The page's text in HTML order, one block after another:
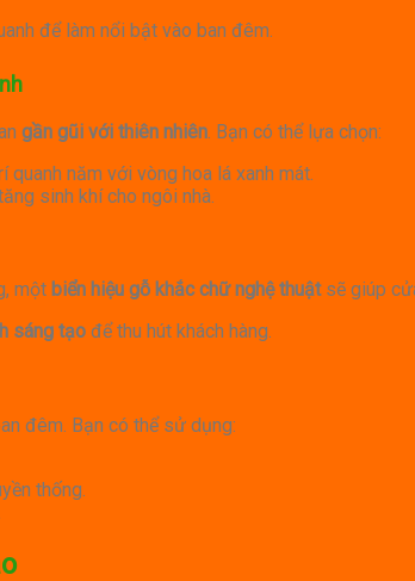
để làm nổi bật vào ban đêm.
gần gũi với thiên nhiên . Bạn có thể lựa chọn:
năm với vòng hoa lá xanh mát.
sinh khí cho ngôi nhà.
một biển hiệu gỗ khắc chữ nghệ thuậtsẽ giúp
sáng tạo để thu hút khách hàng.
đêm. Bạn có thể sử dụng:
thống.